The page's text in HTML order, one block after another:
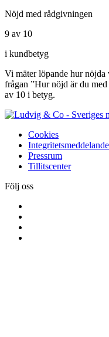
Nöjd med rådgivningen
9 av 10
i kundbetyg
Vi mäter löpande hur nöjda
frågan ”Hur nöjd är du
av 10 i betyg.
Cookies
Integritetsmeddelande
Pressrum
Tillitscenter
Följ oss